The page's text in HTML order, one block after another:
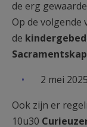
de erg
Op de volgende
de
2 mei
Ook zijn er
10u30